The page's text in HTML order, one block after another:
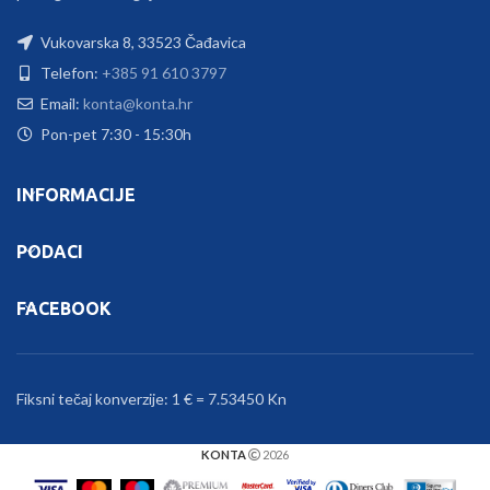
Vukovarska 8, 33523 Čađavica
Telefon: +385 91 610 3797
Email: konta@konta.hr
Pon-pet 7:30 - 15:30h
INFORMACIJE
PODACI
FACEBOOK
Fiksni tečaj konverzije: 1 € = 7.53450 Kn
KONTA 2026